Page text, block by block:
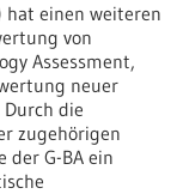
hat einen weiteren
von
Assessment,
neuer
die
zugehörigen
G-BA ein